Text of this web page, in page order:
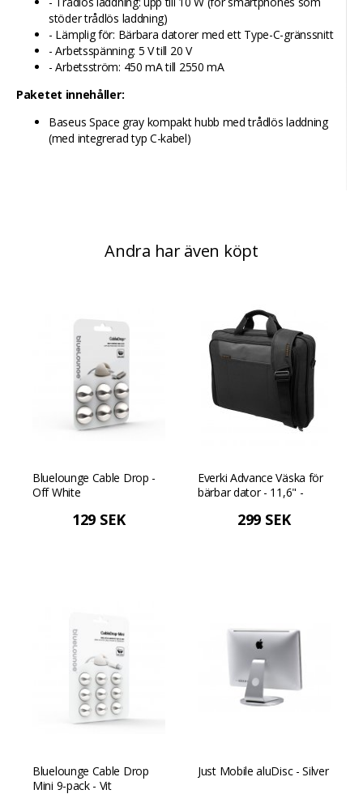
stöder trådlös laddning)
- Lämplig för: Bärbara datorer med ett Type-C-gränssnitt
- Arbetsspänning: 5 V till 20 V
- Arbetsström: 450 mA till 2550 mA
Paketet innehåller:
Baseus Space gray kompakt hubb med trådlös laddning
(med integrerad typ C-kabel)
Andra har även köpt
Bluelounge Cable Drop -
Off White
129 SEK
Everki Advance Väska för
bärbar dator - 11,6" -
299 SEK
Bluelounge Cable Drop
Mini 9-pack - Vit
Just Mobile aluDisc - Silver